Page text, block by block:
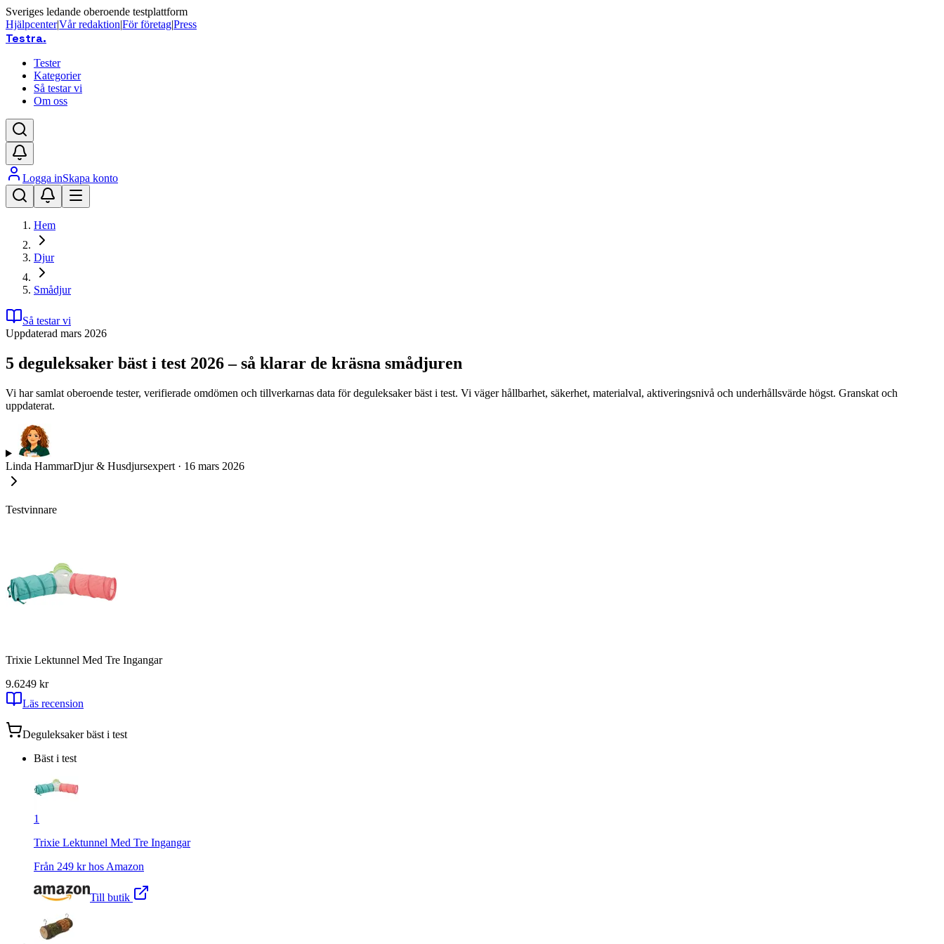
Sveriges ledande oberoende testplattform
Hjälpcenter|Vår redaktion|För företag|Press
Testra.
Tester
Kategorier
Så testar vi
Om oss
Logga inSkapa konto
Hem
Djur
Smådjur
Så testar vi
Uppdaterad mars 2026
5 deguleksaker bäst i test 2026 – så klarar de kräsna smådjuren
Vi har samlat oberoende tester, verifierade omdömen och tillverkarnas data för deguleksaker bäst i test. Vi väger hållbarhet, säkerhet, materialval, aktiveringsnivå och underhållsvärde högst. Granskat och
uppdaterat.
Linda HammarDjur & Husdjursexpert · 16 mars 2026
Testvinnare
Trixie Lektunnel Med Tre Ingangar
9.6249 kr
Läs recension
Deguleksakerbäst i test
Bäst i test
1
Trixie Lektunnel Med Tre Ingangar
Från 249 kr hos Amazon
Till butik